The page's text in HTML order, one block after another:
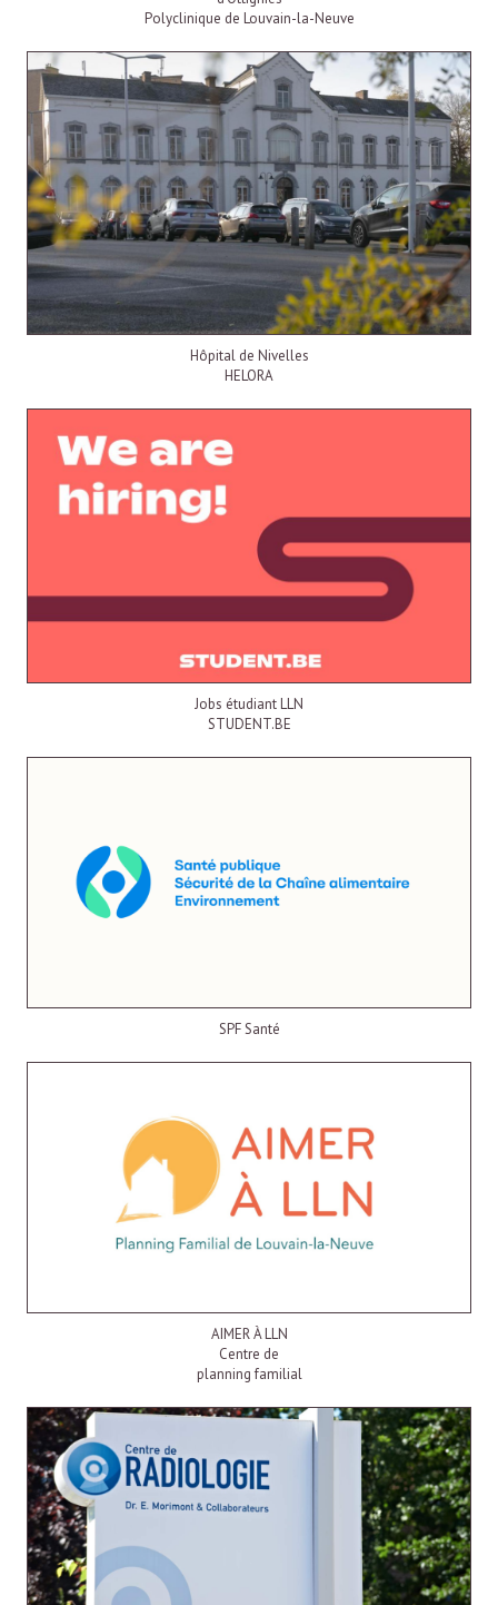
Polyclinique de Louvain-la-Neuve
Hôpital de Nivelles
HELORA
Jobs étudiant LLN
STUDENT.BE
SPF Santé
AIMER À LLN
Centre de
planning familial